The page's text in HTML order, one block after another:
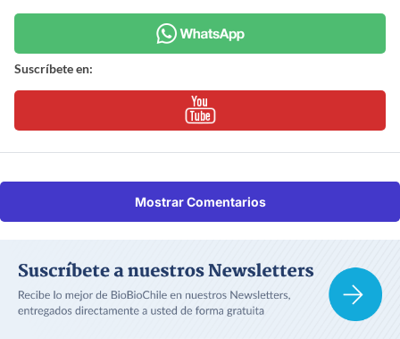
Suscríbete en:
Mostrar Comentarios